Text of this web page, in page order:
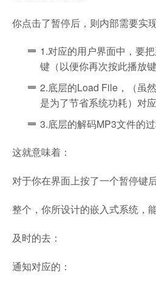
你点击了暂停后，则内部需要实
1.对应的用户界面中，要
键（以便你再次按此播放
2.底层的Load File，（虽
是为了节省系统功耗）对
3.底层的解码MP3文件的
这就意味着：
对于你在界面上按了一个暂停键
整个，你所设计的嵌入式系统，
及时的去：
通知对应的：